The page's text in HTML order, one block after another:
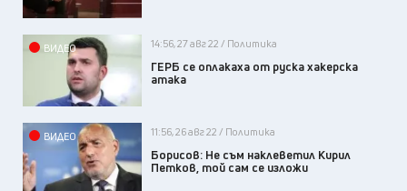
ВИДЕО 14:56, 27 авг 22 / Политика
ГЕРБ се оплакаха от руска хакерска
атака
ВИДЕО 11:56, 26 авг 22 / Политика
Борисов: Не съм наклеветил Кирил
Петков, той сам се изложи